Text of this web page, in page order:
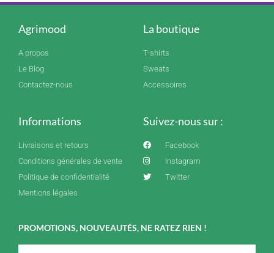
Agrimood
A propos
Le Blog
Contactez-nous
La boutique
T-shirts
Sweats
Accessoires
Informations
Livraisons et retours
Conditions générales de vente
Politique de confidentialité
Mentions légales
Suivez-nous sur :
Facebook
Instagram
Twitter
PROMOTIONS, NOUVEAUTÉS, NE RATEZ RIEN !